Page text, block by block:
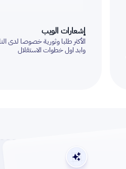
إشعارات الويب
الأكثر طلبا وثورية خصوصا لدى
وابد اول خطوات الاستقلال